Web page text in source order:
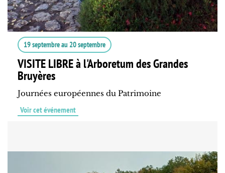
19 septembreau 20 septembre
VISITE LIBRE à l'Arboretum des Grandes
Bruyères
Journées européennes du Patrimoine
Voir cet événement